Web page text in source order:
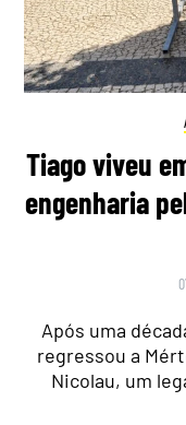
Tiago viveu
engenharia
Após uma
regressou a
Nicolau, um